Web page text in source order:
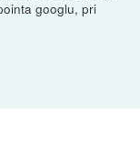
googlu, pri